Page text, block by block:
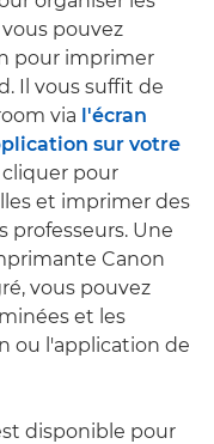
pouvez
pour imprimer
Il vous suffit de
via l'écran
sur votre
cliquer pour
et imprimer des
professeurs. Une
Canon
vous pouvez
et les
ou l'application de
disponible pour